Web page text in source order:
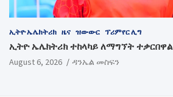
ኢትዮ ኤሌክትሪክ ዜና ዝውውር ፕሪምየር ሊግ
ኢትዮ ኤሌክትሪክ ተከላካይ ለማግኘት ተቃርበዋል
August 6, 2026 ዳንኤል መስፍን